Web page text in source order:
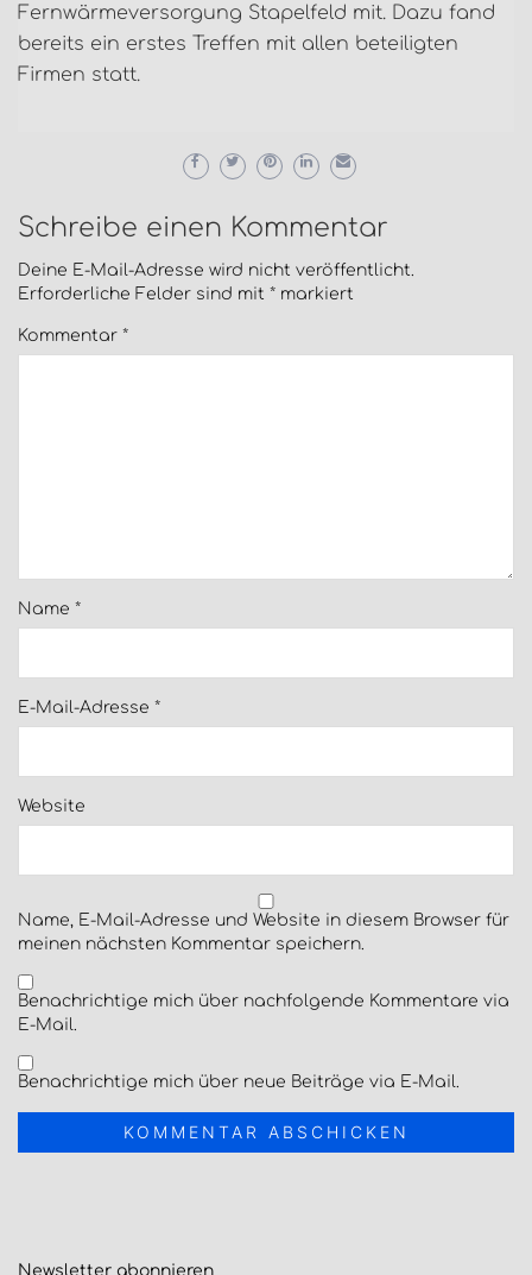
Fernwärmeversorgung Stapelfeld mit. Dazu fand
bereits ein erstes Treffen mit allen beteiligten
Firmen statt.
Schreibe einen Kommentar
Deine E-Mail-Adresse wird nicht veröffentlicht.
Erforderliche Felder sind mit * markiert
Kommentar *
Name *
E-Mail-Adresse *
Website
Name, E-Mail-Adresse und Website in diesem Browser für
meinen nächsten Kommentar speichern.
Benachrichtige mich über nachfolgende Kommentare via
E-Mail.
Benachrichtige mich über neue Beiträge via E-Mail.
Newsletter abonnieren